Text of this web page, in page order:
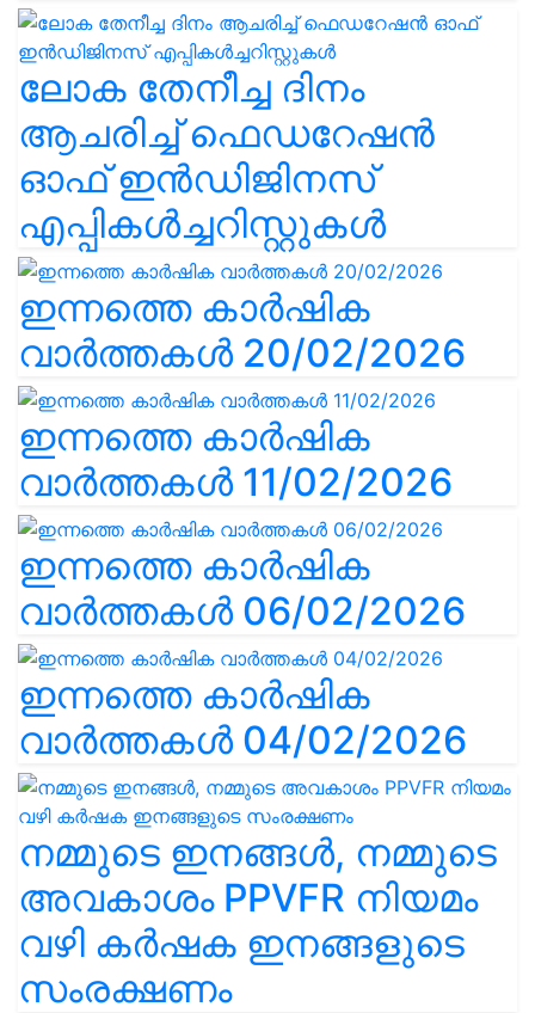
ലോക തേനീച്ച ദിനം
ആചരിച്ച് ഫെഡറേഷൻ
ഓഫ് ഇൻഡിജിനസ്
എപ്പികൾച്ചറിസ്റ്റുകൾ
ഇന്നത്തെ കാർഷിക
വാർത്തകൾ 20/02/2026
ഇന്നത്തെ കാർഷിക
വാർത്തകൾ 11/02/2026
ഇന്നത്തെ കാർഷിക
വാർത്തകൾ 06/02/2026
ഇന്നത്തെ കാർഷിക
വാർത്തകൾ 04/02/2026
നമ്മുടെ ഇനങ്ങൾ, നമ്മുടെ
അവകാശം PPVFR നിയമം
വഴി കർഷക ഇനങ്ങളുടെ
സംരക്ഷണം